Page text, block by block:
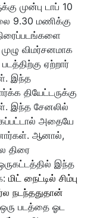
முன்பு டாப் 10
9.30 மணிக்கு
விமர்சனமாக
ஏற்றார்
இந்த
தியேட்டருக்கு
இந்த சேனலில்
அதையே
ஆனால்,
திரை
இந்த
மிட் நைட்டில் சிம்பு
நடந்ததுதான்
படத்தை ஓட